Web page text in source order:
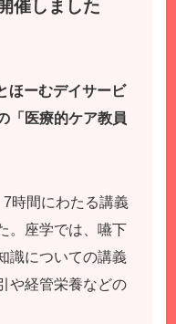
催しました
ほーむデイサービ
「医療的ケア教員
時間にわたる講義
。座学では、嚥下
識についての講義
や経管栄養などの